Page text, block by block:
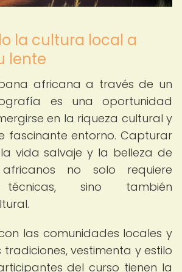
la cultura local a
lente
africana a través de un
es una oportunidad
en la riqueza cultural y
fascinante entorno. Capturar
vida salvaje y la belleza de
no solo requiere
técnicas, sino también
las comunidades locales y
vestimenta y estilo
del curso tienen la